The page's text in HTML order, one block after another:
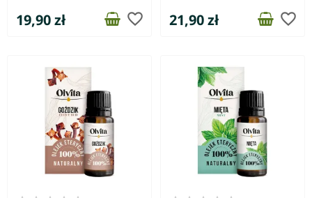
19,90 zł favorite_border 21,90 zł favorite_border